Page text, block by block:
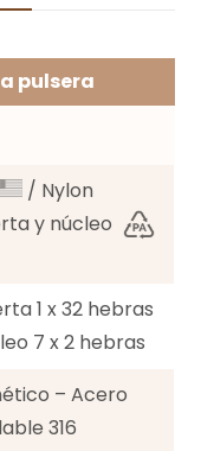
pulsera
/ Nylon
y núcleo
1 x 32 hebras
7 x 2 hebras
– Acero
316